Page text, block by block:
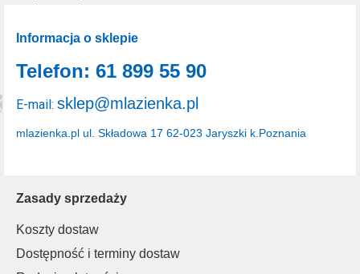
Zasady sprzedaży
Koszty dostaw
Dostępność i terminy dostaw
Informacja o sklepie
mlazienka.pl ul. Składowa 17 62-023 Jaryszki k.Poznania
Telefon: 61 899 55 90
E-mail: sklep@mlazienka.pl